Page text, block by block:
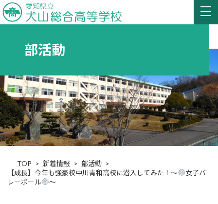
部活動
TOP 新着情報
部活動
【成長】今年も強豪校中川青和高校に潜入してみた！〜
女子バ
レーボール
〜